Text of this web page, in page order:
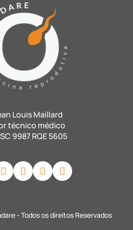
Louis Maillard
técnico médico
9987 RQE 5605
- Todos os direitos Reservados